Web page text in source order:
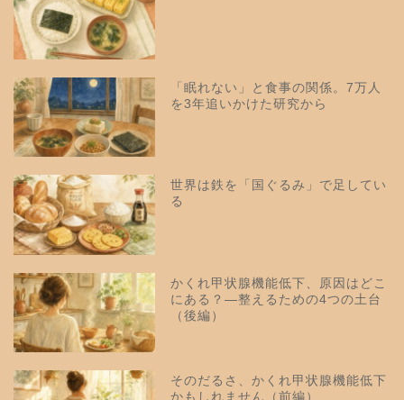
「眠れない」と食事の関係。7万人
を3年追いかけた研究から
世界は鉄を「国ぐるみ」で足してい
る
かくれ甲状腺機能低下、原因はどこ
にある？—整えるための4つの土台
（後編）
そのだるさ、かくれ甲状腺機能低下
かもしれません（前編）